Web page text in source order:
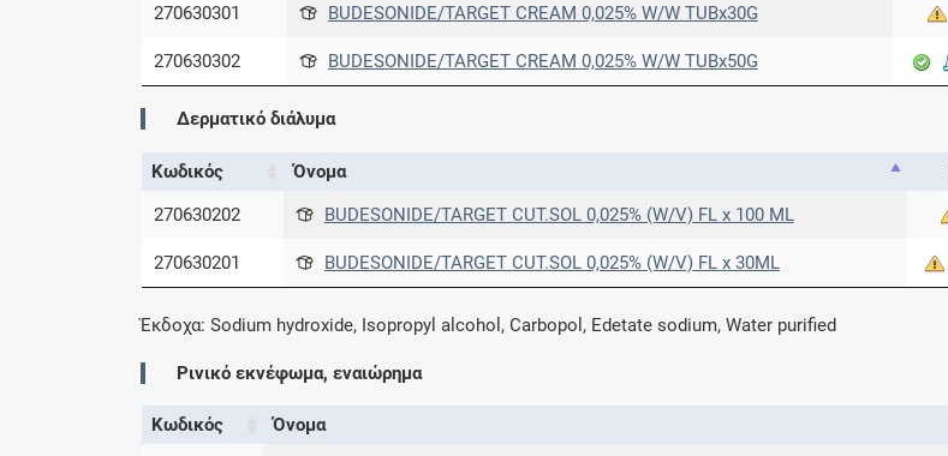
270630301 BUDESONIDE/TARGET CREAM 0,025% W/W TUBx30G
270630302 BUDESONIDE/TARGET CREAM 0,025% W/W TUBx50G
Δερματικό διάλυμα
Κωδικός Όνομα
270630202
BUDESONIDE/TARGET CUT.SOL 0,025% (W/V) FL x 100 ML
270630201 BUDESONIDE/TARGET CUT.SOL 0,025% (W/V) FL x 30ML
Έκδοχα: Sodium hydroxide, Isopropyl alcohol, Carbopol, Edetate sodium, Water purified
Ρινικό εκνέφωμα, εναιώρημα
Κωδικός Όνομα